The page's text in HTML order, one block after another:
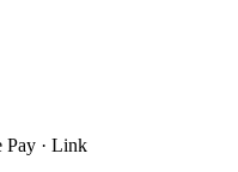
Pay · Link